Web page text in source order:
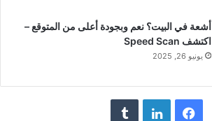
أشعة في البيت؟ نعم وبجودة أعلى من المتوقع –
اكتشف Speed Scan
يونيو 26, 2025
فيسبوكلينكدإن
‏Tumblr